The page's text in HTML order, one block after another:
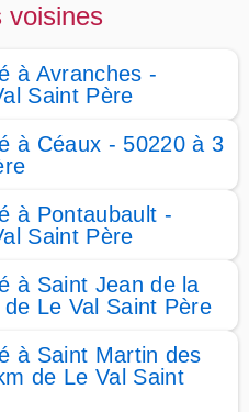
voisines
à Avranches -
Saint Père
à Céaux - 50220 à 3
à Pontaubault -
Saint Père
à Saint Jean de la
Le Val Saint Père
à Saint Martin des
de Le Val Saint